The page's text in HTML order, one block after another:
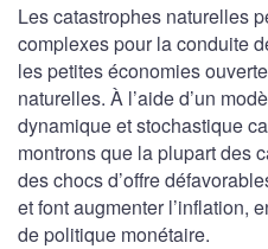
Les catastrophes naturelles
complexes pour la conduite
les petites économies
naturelles. À l’aide d’un
dynamique et stochastique
montrons que la plupart des
des chocs d’offre
et font augmenter l’inflation,
de politique monétaire.